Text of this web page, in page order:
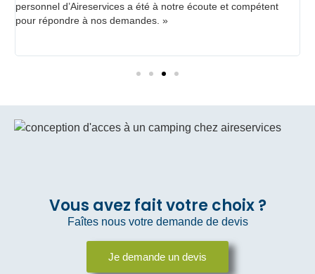
personnel d’Aireservices a été à notre écoute et compétent
pour répondre à nos demandes. »
Vous avez fait votre choix ?
Faîtes nous votre demande de devis​
Je demande un devis